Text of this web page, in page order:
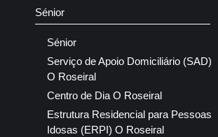
Sénior
Sénior
Serviço de Apoio Domiciliário (SAD)
O Roseiral
Centro de Dia O Roseiral
Estrutura Residencial para Pessoas
Idosas (ERPI) O Roseiral